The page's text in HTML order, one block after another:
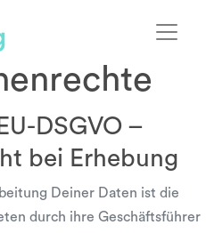
DSGVO –
bei Erhebung
Deiner Daten ist die
durch ihre Geschäftsführer